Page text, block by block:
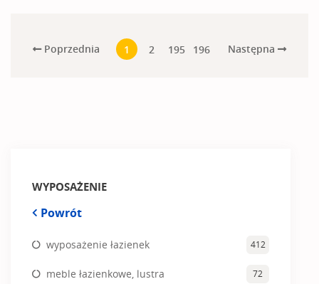
WYPOSAŻENIE
Powrót
wyposażenie łazienek 412
meble łazienkowe, lustra 72
Poprzednia 1 2 195 196 Następna